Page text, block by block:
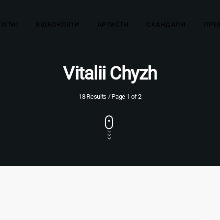
ВІДЕОКЛІПИ АРТИСТИ СКАНДАЛИ
Vitalii Chyzh
18 Results / Page 1 of 2